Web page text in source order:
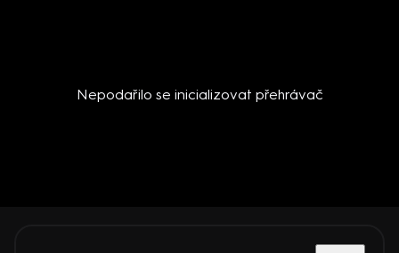
Nepodařilo se inicializovat přehrávač